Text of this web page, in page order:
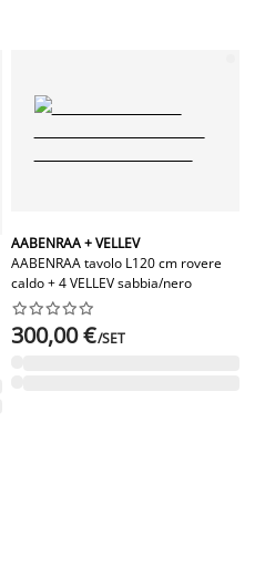
AABENRAA + VELLEV
AABENRAA tavolo L120 cm rovere
caldo + 4 VELLEV sabbia/nero






300,00 €/SET